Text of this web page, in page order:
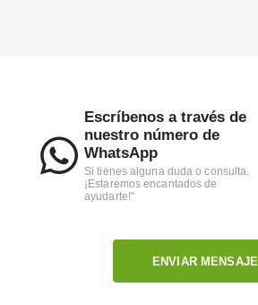
Escríbenos a través de
nuestro número de
WhatsApp
Si tienes alguna duda o consulta.
¡Estaremos encantados de
ayudarte!"
ENVIAR MENSAJE